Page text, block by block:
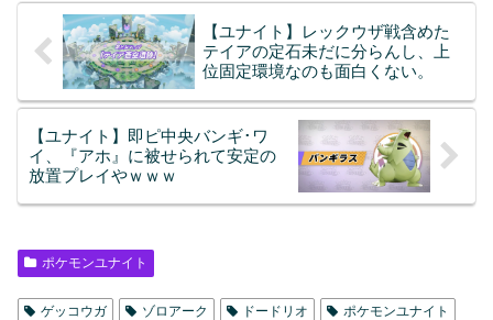
【ユナイト】レックウザ戦含めた
テイアの定石未だに分らんし、上
位固定環境なのも面白くない。
【ユナイト】即ピ中央バンギ･ワ
イ、『アホ』に被せられて安定の
放置プレイやｗｗｗ
ポケモンユナイト
ゲッコウガ ゾロアーク ドードリオ ポケモンユナイト